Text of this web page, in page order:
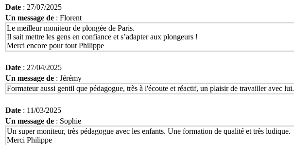
Date : 27/07/2025
Un message de : Florent
Le meilleur moniteur de plongée de Paris.
Il sait mettre les gens en confiance et s’adapter aux plongeurs !
Merci encore pour tout Philippe
Date : 27/04/2025
Un message de : Jérémy
Formateur aussi gentil que pédagogue, très à l'écoute et réactif, un plaisir de travailler avec lui.
Date : 11/03/2025
Un message de : Sophie
Un super moniteur, très pédagogue avec les enfants. Une formation de qualité et très ludique.
Merci Philippe